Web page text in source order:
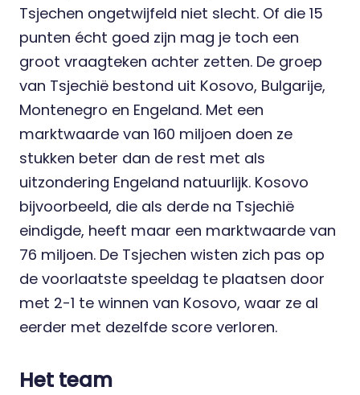
Tsjechen ongetwijfeld niet slecht. Of die 15
punten écht goed zijn mag je toch een
groot vraagteken achter zetten. De groep
van Tsjechië bestond uit Kosovo, Bulgarije,
Montenegro en Engeland. Met een
marktwaarde van 160 miljoen doen ze
stukken beter dan de rest met als
uitzondering Engeland natuurlijk. Kosovo
bijvoorbeeld, die als derde na Tsjechië
eindigde, heeft maar een marktwaarde van
76 miljoen. De Tsjechen wisten zich pas op
de voorlaatste speeldag te plaatsen door
met 2-1 te winnen van Kosovo, waar ze al
eerder met dezelfde score verloren.
Het team